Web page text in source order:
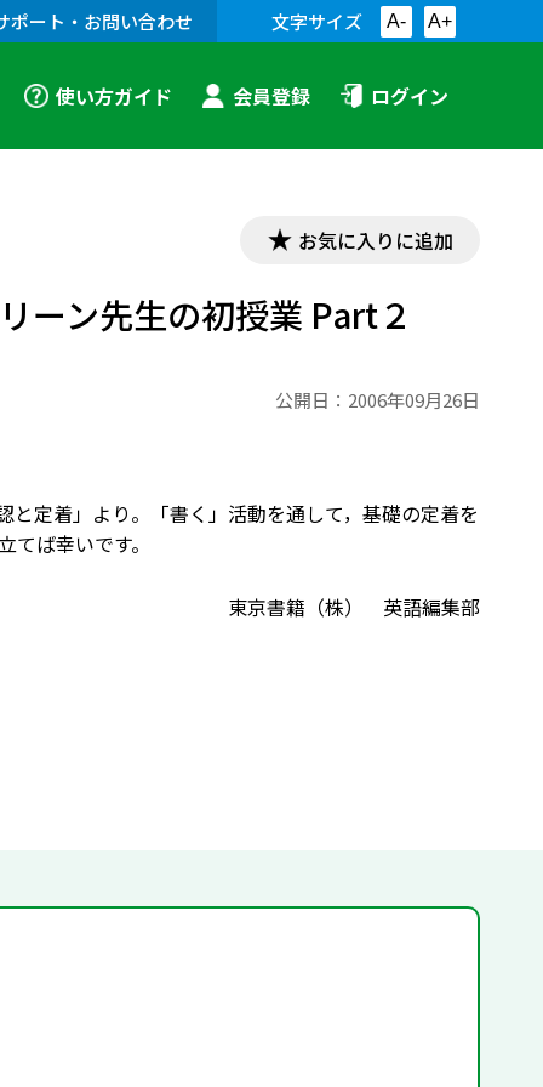
ポート・お問い合わせ 文字サイズ A- A+
使い方ガイド 会員登録 ログイン
お気に入りに追加
ン先生の初授業 Part２
公開日： 2006年09月26日
定着」より。「書く」活動を通して，基礎の定着を
ば幸いです。
東京書籍（株） 英語編集部